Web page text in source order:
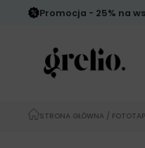
Promocja - 25% na
STRONA GŁÓWNA /